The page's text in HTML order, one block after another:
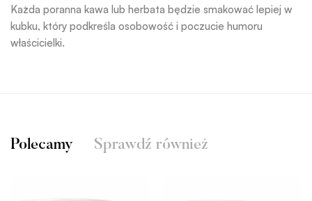
Każda poranna kawa lub herbata będzie smakować lepiej w
kubku, który podkreśla osobowość i poczucie humoru
właścicielki.
Polecamy Sprawdź również